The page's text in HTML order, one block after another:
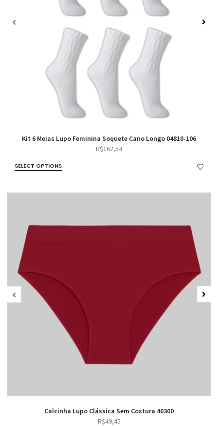
Kit 6 Meias Lupo Feminina Soquete Cano Longo 04810-106
R$162,54
SELECT OPTIONS
Calcinha Lupo Clássica Sem Costura 40300
R$49,45